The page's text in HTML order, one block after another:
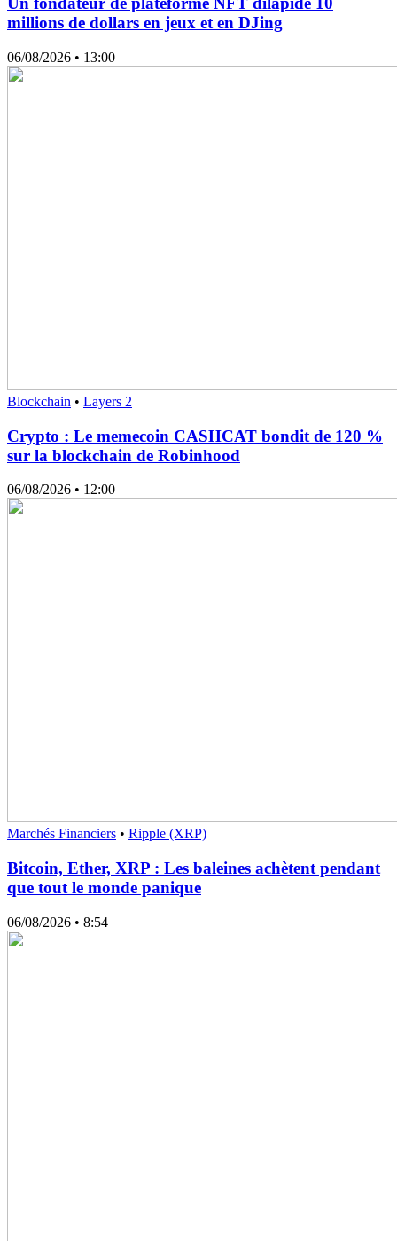
millions de dollars en jeux et en DJing
06/08/2026 • 13:00
Blockchain • Layers 2
Crypto : Le memecoin CASHCAT bondit de 120 %
sur la blockchain de Robinhood
06/08/2026 • 12:00
Marchés Financiers • Ripple (XRP)
Bitcoin, Ether, XRP : Les baleines achètent pendant
que tout le monde panique
06/08/2026 • 8:54